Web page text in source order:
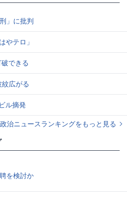
」に批判
やテロ」
できる
広がる
ル摘発
政治ニュースランキングをもっと見る
を検討か